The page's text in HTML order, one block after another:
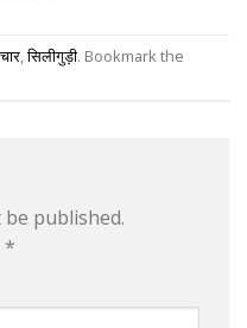
,सिलीगुड़ी. Bookmark the
published.
*